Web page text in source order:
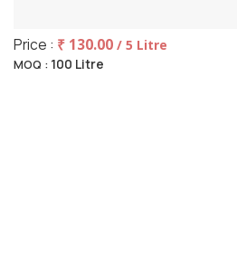
Price : ₹ 130.00 / 5 Litre
MOQ : 100 Litre